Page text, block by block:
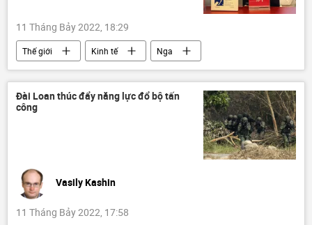
11 Tháng Bảy 2022, 18:29
Thế giới Kinh tế
Nga
SWIFT
Các biện pháp trừng phạt chống Nga
Cuộc khủng hoảng ở Ukraina
Đài Loan thúc đẩy năng lực đổ bộ tấn
công
Vasily Kashin
11 Tháng Bảy 2022, 17:58